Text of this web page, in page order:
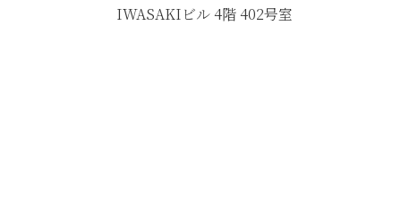
IWASAKIビル 4階 402号室